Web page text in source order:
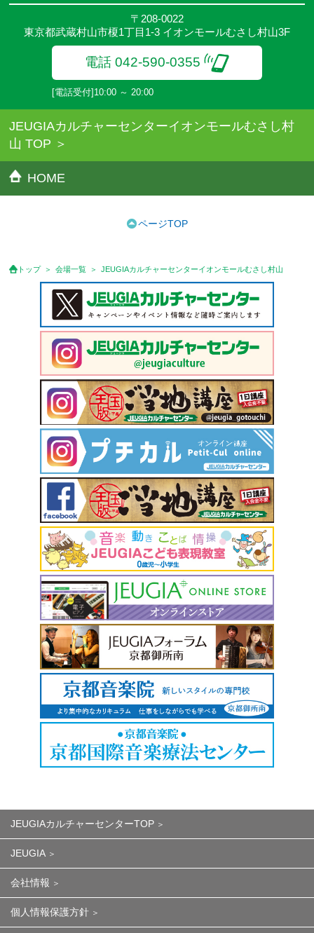
〒208-0022
東京都武蔵村山市榎1丁目1-3 イオンモールむさし村山3F
電話 042-590-0355
[電話受付]10:00 ～ 20:00
JEUGIAカルチャーセンターイオンモールむさし村
山 TOP
HOME
ページTOP
トップ 会場一覧 JEUGIAカルチャーセンターイオンモールむさし村山
JEUGIAカルチャーセンターTOP
JEUGIA
会社情報
個人情報保護方針